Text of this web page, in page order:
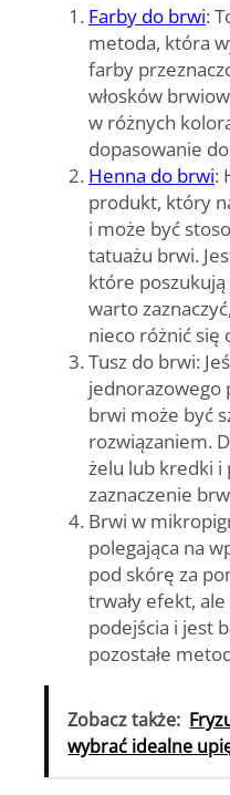
Farby do brwi:
metoda, która
farby
włosków
w różnych
dopasowanie
Henna do brwi:
produkt, który
i może być
tatuażu brwi.
które
warto
nieco różnić się
Tusz do brwi:
jednorazowego
brwi może być
rozwiązaniem.
żelu lub kredki i
zaznaczenie
Brwi w
polegająca na
pod skórę za
trwały efekt,
podejścia i jest
pozostałe
Zobacz także:
wybrać idealne